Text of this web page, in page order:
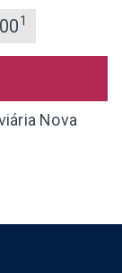
1
Nova